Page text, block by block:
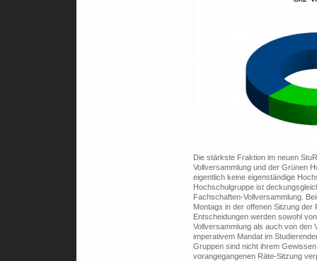
Die stärkste Fraktion im neuen
Vollversammlung und der Grünen
eigentlich keine eigenständige
Hochschulgruppe ist
Fachschaften-Vollversammlung.
Montags in der offenen Sitzung der
Entscheidungen werden sowohl
Vollversammlung als auch von den
imperativem Mandat im
Gruppen sind nicht ihrem
vorangegangenen Räte-Sitzung